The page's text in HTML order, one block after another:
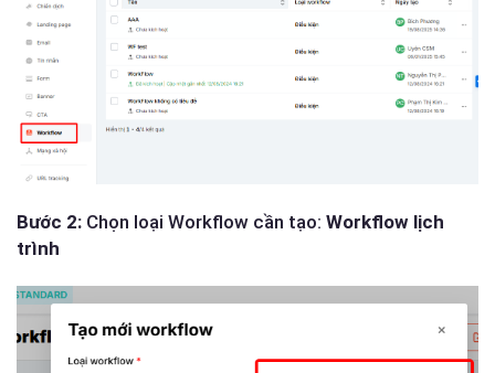
Bước 2: Chọn loại Workflow cần tạo: Workflow lịch
trình